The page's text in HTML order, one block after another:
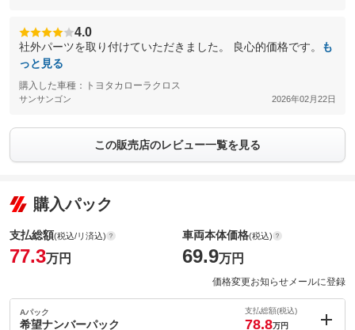
4.0
社外パーツを取り付けていただきました。 良心的価格です。
も
っと見る
購入した車種：トヨタカローラクロス
サンサンゴン 2026年02月22日
この販売店のレビュー一覧を見る
購入パック
支払総額(税込/リ済込)
77.3万円
車両本体価格(税込)
69.9万円
価格変更お知らせメールに登録
Aパック
希望ナンバーパック
支払総額(税込)
78.8万円